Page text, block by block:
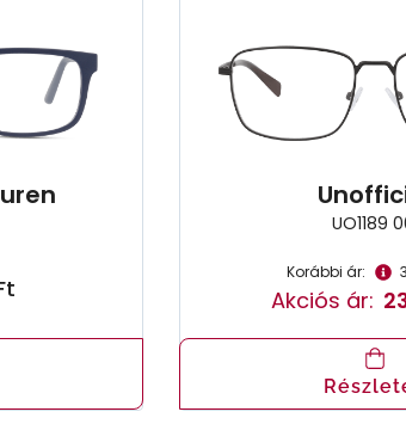
UO1189
Korábbi ár:
Akciós ár: